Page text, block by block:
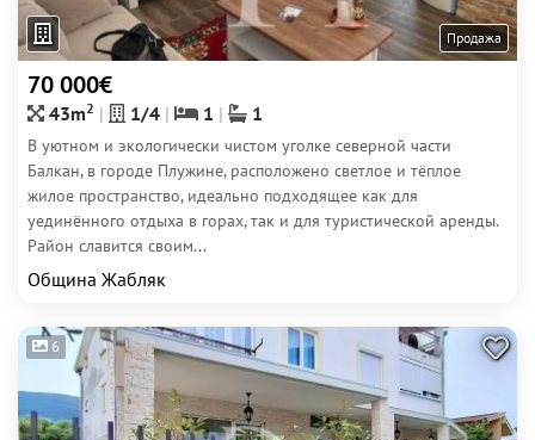
Продажа
70 000€
43m2 1/4 1 1
В уютном и экологически чистом уголке северной части
Балкан, в городе Плужине, расположено светлое и тёплое
жилое пространство, идеально подходящее как для
уединённого отдыха в горах, так и для туристической аренды.
Район славится своим...
Община Жабляк
6